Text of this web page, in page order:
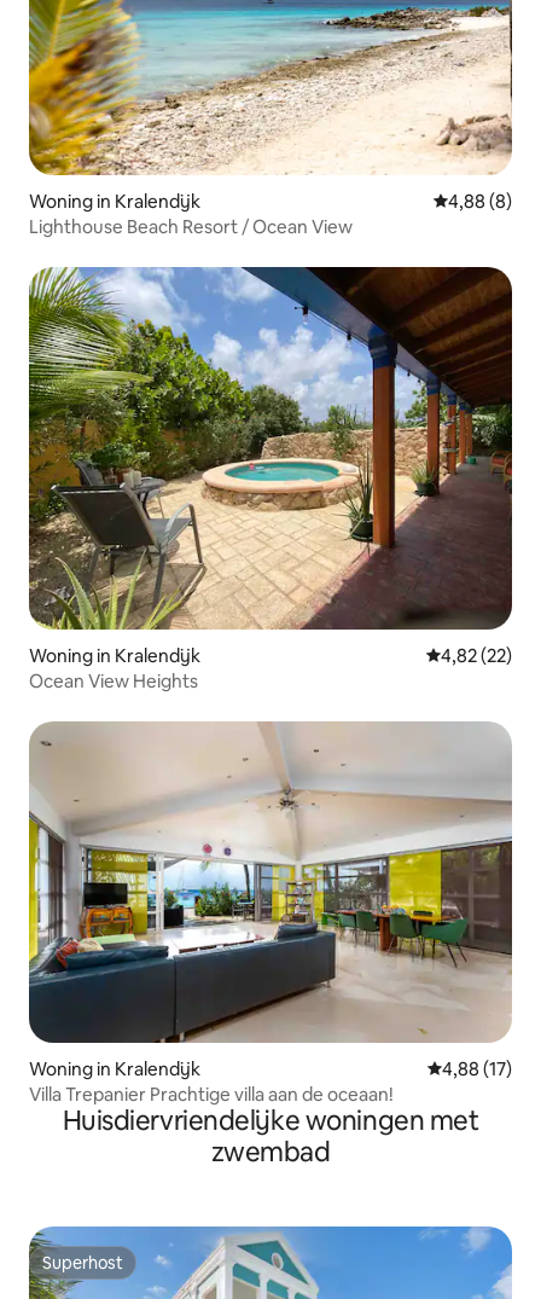
Woning in Kralendijk Gemiddelde
4,88 (8)
Lighthouse Beach Resort / Ocean View
Woning in Kralendijk Gemiddelde
4,82 (22)
Ocean View Heights
Woning in Kralendijk Gemiddelde
4,88 (17)
Villa Trepanier Prachtige villa aan de oceaan!
Huisdiervriendelijke woningen met
zwembad
Superhost
Superhost